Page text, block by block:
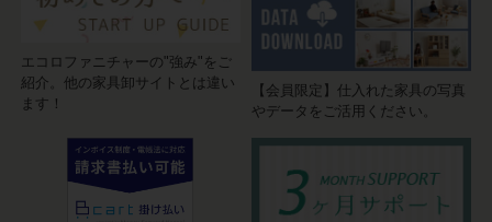
エコロファニチャーの"強み"をご
紹介。他の家具卸サイトとは違い
ます！
【会員限定】仕入れた家具の写真
やデータをご活用ください。